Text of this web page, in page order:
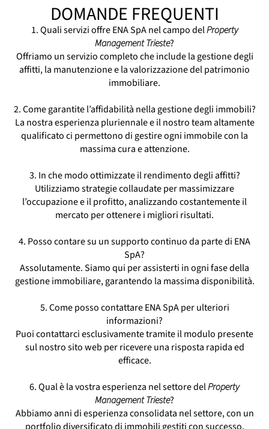
Facility Management Trieste
Facility Manager Trieste
Gestione Immobili Conto Terzi Trieste
Gestione Immobiliare Trieste
Gestione Manutenzione Immobili Trieste
Gestione Patrimoni Immobiliari Trieste
Property Manager Trieste
Real Estate Trieste
Società Di Property Management Trieste
Studio Amministrativo Immobiliare Trieste
DOMANDE FREQUENTI
1. Quali servizi offre ENA SpA nel campo delProperty
Management Trieste?
Offriamo un servizio completo che include la gestione degli
affitti, la manutenzione e la valorizzazione del patrimonio
immobiliare.
2. Come garantite l’affidabilità nella gestione degli immobili?
La nostra esperienza pluriennale e il nostro team altamente
qualificato ci permettono di gestire ogni immobile con la
massima cura e attenzione.
3. In che modo ottimizzate il rendimento degli affitti?
Utilizziamo strategie collaudate per massimizzare
l’occupazione e il profitto, analizzando costantemente il
mercato per ottenere i migliori risultati.
4. Posso contare su un supporto continuo da parte di ENA
SpA?
Assolutamente. Siamo qui per assisterti in ogni fase della
gestione immobiliare, garantendo la massima disponibilità.
5. Come posso contattare ENA SpA per ulteriori
informazioni?
Puoi contattarci esclusivamente tramite il modulo presente
sul nostro sito web per ricevere una risposta rapida ed
efficace.
6. Qual è la vostra esperienza nel settore delProperty
Management Trieste?
Abbiamo anni di esperienza consolidata nel settore, con un